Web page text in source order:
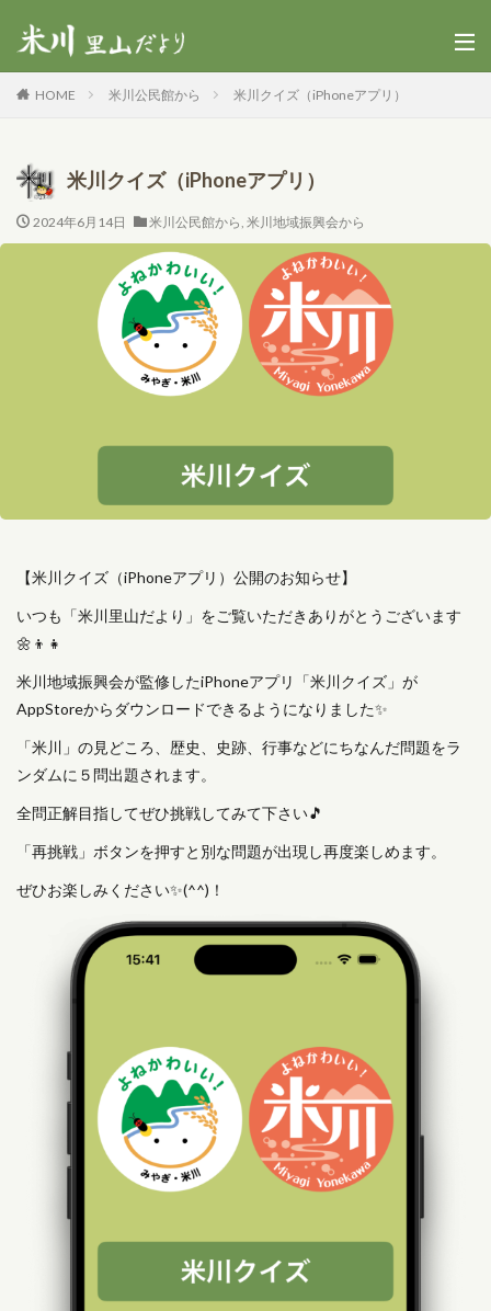
HOME 米川公民館から 米川クイズ（iPhoneアプリ）
米川クイズ（iPhoneアプリ）
2024年6月14日 米川公民館から, 米川地域振興会から
【米川クイズ（iPhoneアプリ）公開のお知らせ】
いつも「米川里山だより」をご覧いただきありがとうございます
🌼👦👧
米川地域振興会が監修したiPhoneアプリ「米川クイズ」が
AppStoreからダウンロードできるようになりました✨
「米川」の見どころ、歴史、史跡、行事などにちなんだ問題をラ
ンダムに５問出題されます。
全問正解目指してぜひ挑戦してみて下さい🎵
「再挑戦」ボタンを押すと別な問題が出現し再度楽しめます。
ぜひお楽しみください✨(^^)！